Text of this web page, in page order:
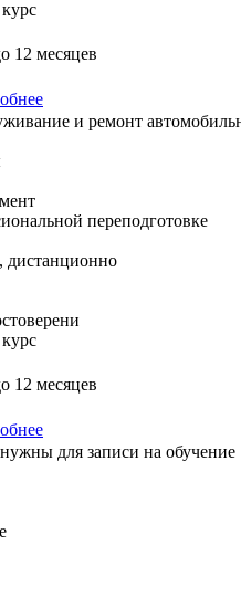
12 месяцев
и ремонт
переподготовке
дистанционно
12 месяцев
для записи на обучение